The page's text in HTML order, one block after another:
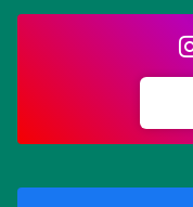
エリオシケ属
オレオケレウス属
パキポディウム属
フェネストラリア属
プセウドリトス属